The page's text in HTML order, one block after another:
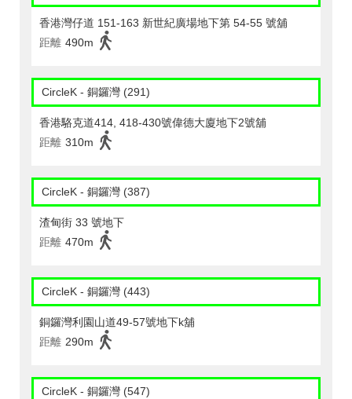
香港灣仔道 151-163 新世紀廣場地下第 54-55 號舖
距離 490m
CircleK - 銅鑼灣 (291)
香港駱克道414, 418-430號偉德大廈地下2號舖
距離 310m
CircleK - 銅鑼灣 (387)
渣甸街 33 號地下
距離 470m
CircleK - 銅鑼灣 (443)
銅鑼灣利園山道49-57號地下k舖
距離 290m
CircleK - 銅鑼灣 (547)